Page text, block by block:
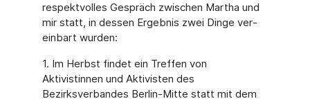
respektvolles Gespräch zwischen Martha und
mir statt, in dessen Ergebnis zwei Dinge ver­
einbart wurden:
1. Im Herbst findet ein Treffen von
Aktivistinnen und Aktivisten des
Bezirksverbandes Ber­lin-Mitte statt mit dem